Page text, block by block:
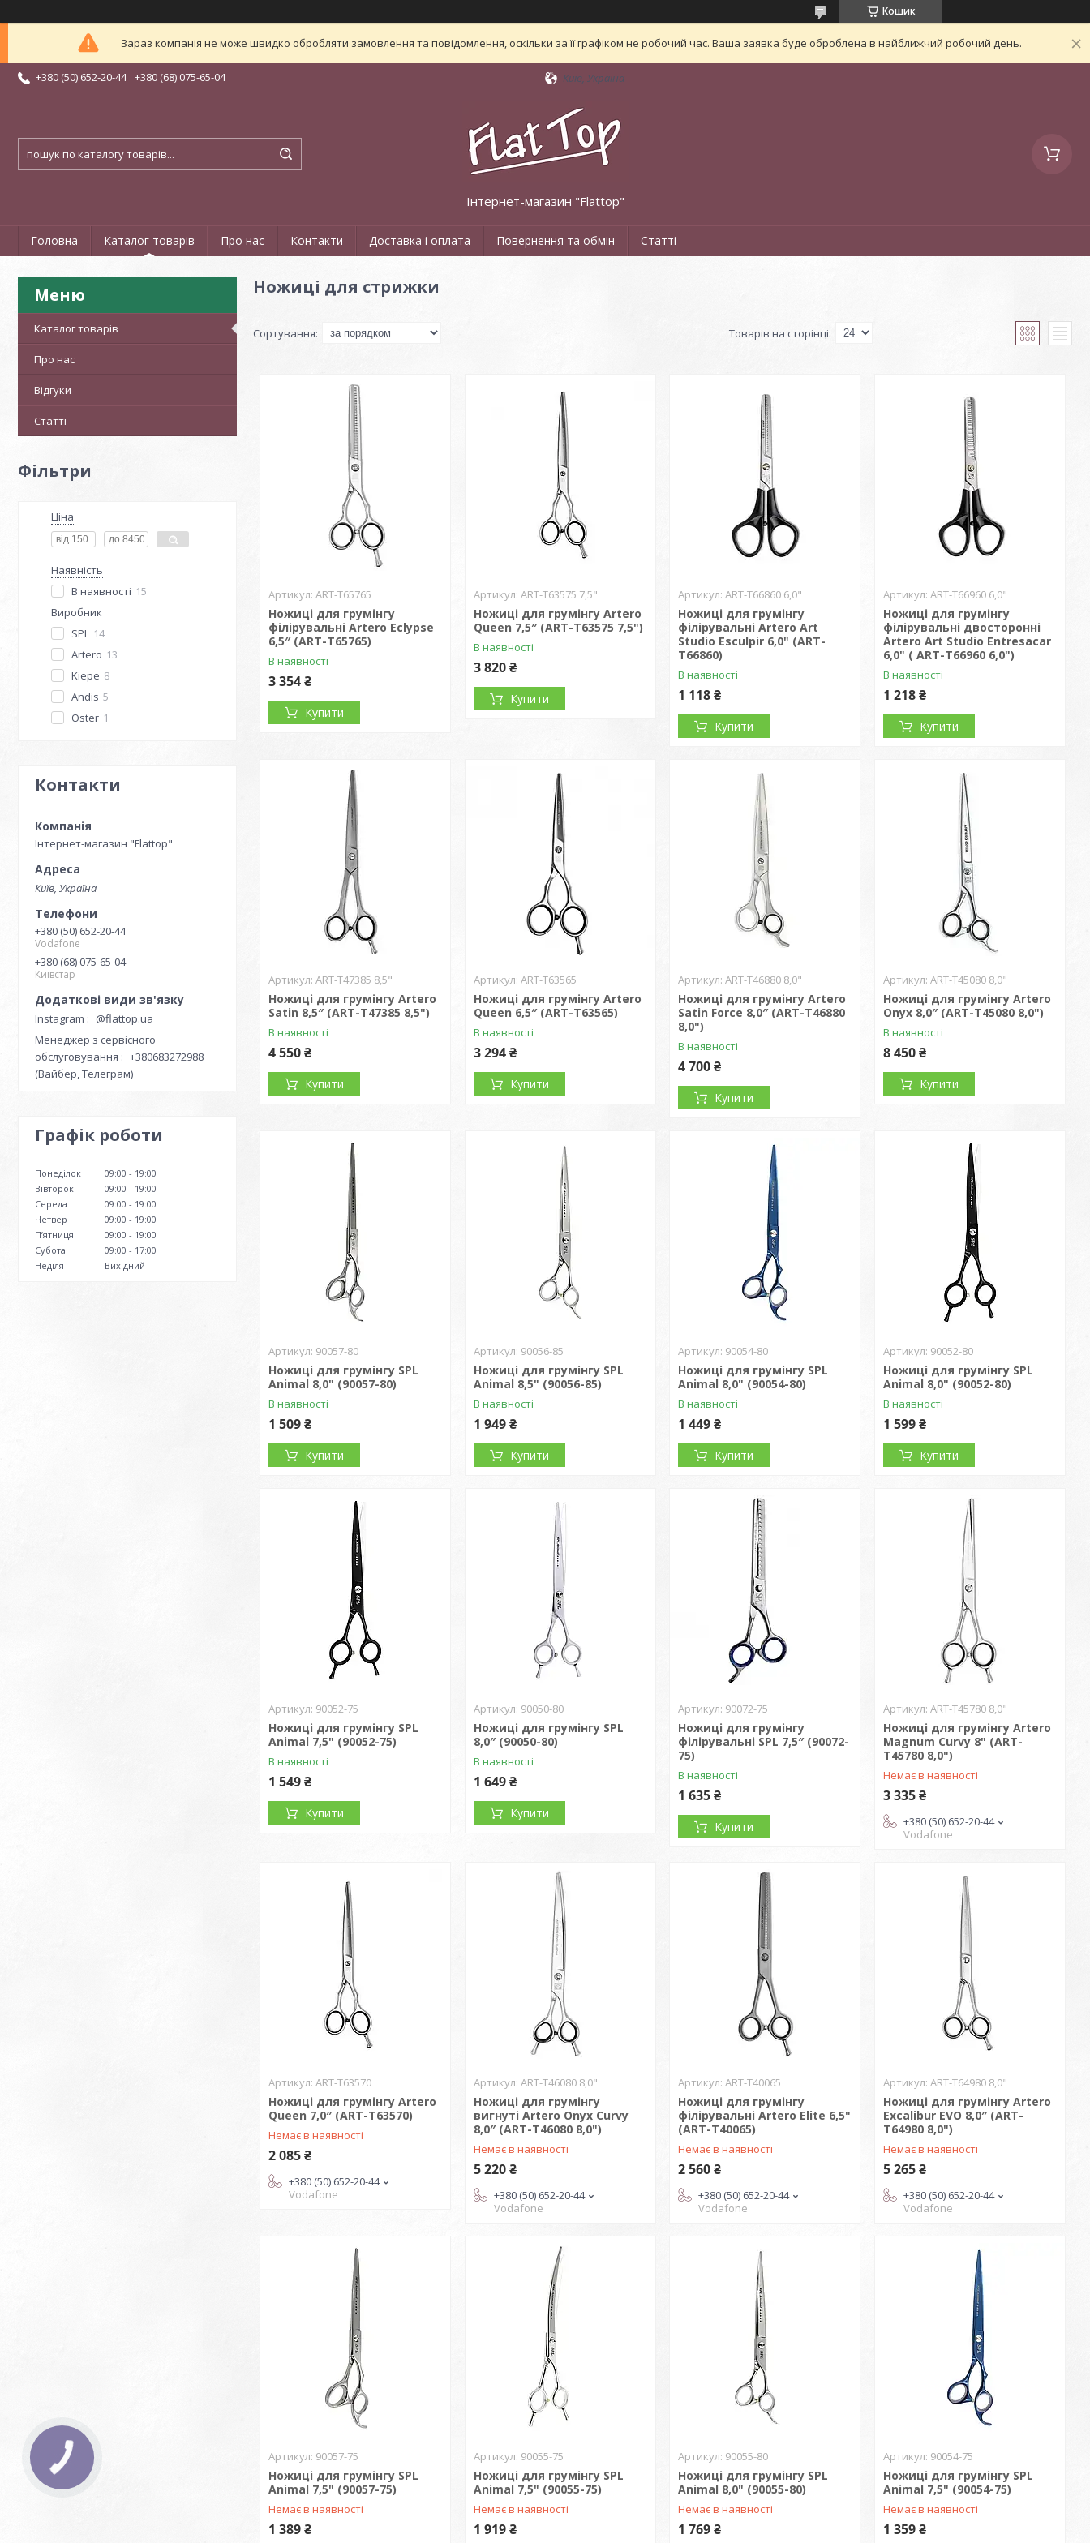
Кошик
Зараз компанія не може швидко обробляти замовлення та повідомлення, оскільки за її графіком не робочий час. Ваша заявка буде оброблена в найближчий робочий день.
+380 (50) 652-20-44 +380 (68) 075-65-04 Київ, Україна
Інтернет-магазин "Flattop"
Головна Каталог товарів Про нас Контакти Доставка і оплата Повернення та обмін Статті
Каталог товарів
Про нас
Відгуки
Статті
Фільтри
Ціна
Наявність
В наявності 15
Виробник
SPL 14
Artero 13
Kiepe 8
Andis 5
Oster 1
Контакти
Інтернет-магазин "Flattop"
Київ, Україна
+380 (50) 652-20-44
Vodafone
+380 (68) 075-65-04
Київстар
Instagram
@flattop.ua
Менеджер з сервісного
обслуговування
+380683272988
(Вайбер, Телеграм)
Графік роботи
Понеділок 09:00
19:00
Вівторок
09:00
19:00
Середа
09:00
19:00
Четвер
09:00
19:00
Пʼятниця
09:00
19:00
Субота
09:00
17:00
Неділя
Вихідний
Ножиці для стрижки
ART-T65765
Ножиці для грумінгу
філірувальні Artero Eclypse
6,5″ (ART-T65765)
В наявності
3 354 ₴
Купити
ART-T63575 7,5"
Ножиці для грумінгу Artero
Queen 7,5″ (ART-T63575 7,5")
В наявності
3 820 ₴
Купити
ART-T66860 6,0"
Ножиці для грумінгу
філірувальні Artero Art
Studio Esculpir 6,0" (ART-
T66860)
В наявності
1 118 ₴
Купити
ART-T66960 6,0"
Ножиці для грумінгу
філірувальні двосторонні
Artero Art Studio Entresacar
6,0" ( ART-T66960 6,0")
В наявності
1 218 ₴
Купити
ART-T47385 8,5"
Ножиці для грумінгу Artero
Satin 8,5″ (ART-T47385 8,5")
В наявності
4 550 ₴
Купити
ART-T63565
Ножиці для грумінгу Artero
Queen 6,5″ (ART-T63565)
В наявності
3 294 ₴
Купити
ART-T46880 8,0"
Ножиці для грумінгу Artero
Satin Force 8,0″ (ART-T46880
8,0")
В наявності
4 700 ₴
Купити
ART-T45080 8,0"
Ножиці для грумінгу Artero
Onyx 8,0″ (ART-T45080 8,0")
В наявності
8 450 ₴
Купити
90057-80
Ножиці для грумінгу SPL
Animal 8,0" (90057-80)
В наявності
1 509 ₴
Купити
90056-85
Ножиці для грумінгу SPL
Animal 8,5" (90056-85)
В наявності
1 949 ₴
Купити
90054-80
Ножиці для грумінгу SPL
Animal 8,0" (90054-80)
В наявності
1 449 ₴
Купити
90052-80
Ножиці для грумінгу SPL
Animal 8,0" (90052-80)
В наявності
1 599 ₴
Купити
90052-75
Ножиці для грумінгу SPL
Animal 7,5" (90052-75)
В наявності
1 549 ₴
Купити
90050-80
Ножиці для грумінгу SPL
8,0″ (90050-80)
В наявності
1 649 ₴
Купити
90072-75
Ножиці для грумінгу
філірувальні SPL 7,5″ (90072-
75)
В наявності
1 635 ₴
Купити
ART-T45780 8,0"
Ножиці для грумінгу Artero
Magnum Curvy 8" (ART-
T45780 8,0")
Немає в наявності
3 335 ₴
+380 (50) 652-20-44
Vodafone
ART-T63570
Ножиці для грумінгу Artero
Queen 7,0″ (ART-T63570)
Немає в наявності
2 085 ₴
+380 (50) 652-20-44
Vodafone
ART-T46080 8,0"
Ножиці для грумінгу
вигнуті Artero Onyx Curvy
8,0″ (ART-T46080 8,0")
Немає в наявності
5 220 ₴
+380 (50) 652-20-44
Vodafone
ART-T40065
Ножиці для грумінгу
філірувальні Artero Elite 6,5"
(ART-T40065)
Немає в наявності
2 560 ₴
+380 (50) 652-20-44
Vodafone
ART-T64980 8,0"
Ножиці для грумінгу Artero
Excalibur EVO 8,0″ (ART-
T64980 8,0")
Немає в наявності
5 265 ₴
+380 (50) 652-20-44
Vodafone
90057-75
Ножиці для грумінгу SPL
Animal 7,5" (90057-75)
Немає в наявності
1 389 ₴
90055-75
Ножиці для грумінгу SPL
Animal 7,5" (90055-75)
Немає в наявності
1 919 ₴
90055-80
Ножиці для грумінгу SPL
Animal 8,0" (90055-80)
Немає в наявності
1 769 ₴
90054-75
Ножиці для грумінгу SPL
Animal 7,5" (90054-75)
Немає в наявності
1 359 ₴